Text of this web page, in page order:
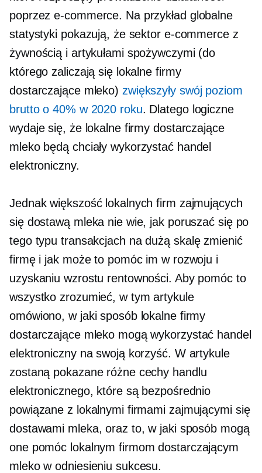
poprzez e-commerce. Na przykład globalne
statystyki pokazują, że sektor e-commerce z
żywnością i artykułami spożywczymi (do
którego zaliczają się lokalne firmy
dostarczające mleko) zwiększyły swój poziom
brutto o 40% w 2020 roku. Dlatego logiczne
wydaje się, że lokalne firmy dostarczające
mleko będą chciały wykorzystać handel
elektroniczny.
Jednak większość lokalnych firm zajmujących
się dostawą mleka nie wie, jak poruszać się po
tego typu transakcjach na dużą skalęzmienić
firmę i jak może to pomóc im w rozwoju i
uzyskaniu wzrostu rentowności. Aby pomóc to
wszystko zrozumieć, w tym artykule
omówiono, w jaki sposób lokalne firmy
dostarczające mleko mogą wykorzystać handel
elektroniczny na swoją korzyść. W artykule
zostaną pokazane różne cechy handlu
elektronicznego, które są bezpośrednio
powiązane z lokalnymi firmami zajmującymi się
dostawami mleka, oraz to, w jaki sposób mogą
one pomóc lokalnym firmom dostarczającym
mleko w odniesieniu sukcesu.